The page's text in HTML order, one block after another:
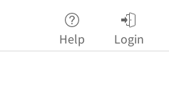
Help Login